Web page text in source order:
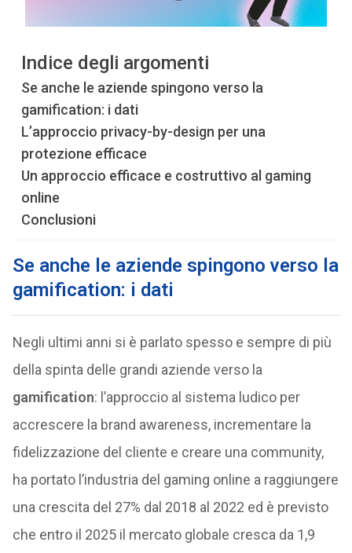
Indice degli argomenti
Se anche le aziende spingono verso la
gamification: i dati
L’approccio privacy-by-design per una
protezione efficace
Un approccio efficace e costruttivo al gaming
online
Conclusioni
Se anche le aziende spingono verso la
gamification: i dati
Negli ultimi anni si è parlato spesso e sempre di più
della spinta delle grandi aziende verso la
gamification: l’approccio al sistema ludico per
accrescere la brand awareness, incrementare la
fidelizzazione del cliente e creare una community,
ha portato l’industria del gaming online a raggiungere
una crescita del 27% dal 2018 al 2022 ed è previsto
che entro il 2025 il mercato globale cresca da 1,9